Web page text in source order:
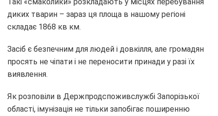
диких тварин – зараз ця площа в нашому регіоні
складає 1868 кв км.
Засіб є безпечним для людей і довкілля, але громадян
просять не чіпати і не переносити принади у разі їх
виявлення.
Як розповіли в Держпродспоживслужбі Запорізької
області, імунізація не тільки запобігає поширенню